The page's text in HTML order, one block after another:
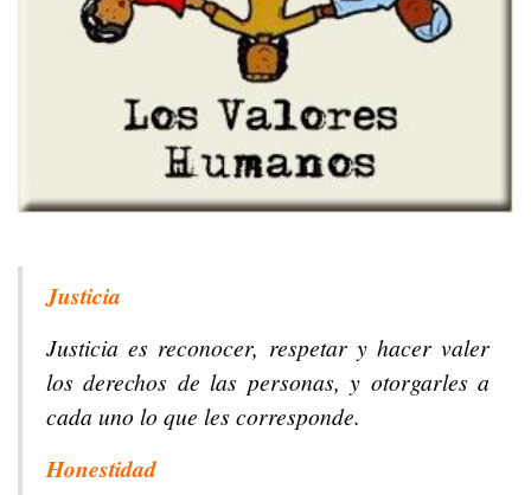
Justicia
Justicia es reconocer, respetar y hacer valer
los derechos de las personas, y otorgarles a
cada uno lo que les corresponde.
Honestidad